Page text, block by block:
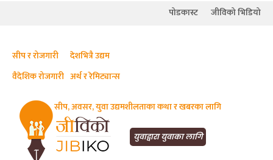
पोडकास्ट जीविको भिडियो
युवाद्वारा युवाका लागि
JIBIKO.COM
तपाईंको जीविकाको साथी
सीप, अवसर, युवा उद्यमशीलताका कथा र खबरका लागि
सीप र रोजगारी
देशभित्रै उद्यम
वैदेशिक रोजगारी अर्थ र रेमिट्यान्स